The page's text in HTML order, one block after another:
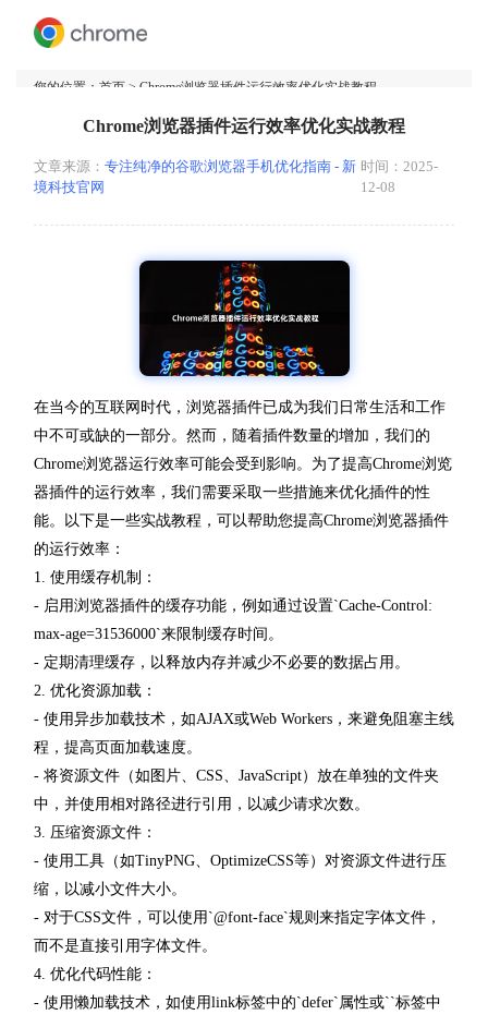
您的位置： 首页 > Chrome浏览器插件运行效率优化实战教程
Chrome浏览器插件运行效率优化实战教程
文章来源： 专注纯净的谷歌浏览器手机优化指南 - 新
境科技官网
时间：2025-
12-08
在当今的互联网时代，浏览器插件已成为我们日常生活和工作
中不可或缺的一部分。然而，随着插件数量的增加，我们的
Chrome浏览器运行效率可能会受到影响。为了提高Chrome浏览
器插件的运行效率，我们需要采取一些措施来优化插件的性
能。以下是一些实战教程，可以帮助您提高Chrome浏览器插件
的运行效率：
1. 使用缓存机制：
- 启用浏览器插件的缓存功能，例如通过设置`Cache-Control:
max-age=31536000`来限制缓存时间。
- 定期清理缓存，以释放内存并减少不必要的数据占用。
2. 优化资源加载：
- 使用异步加载技术，如AJAX或Web Workers，来避免阻塞主线
程，提高页面加载速度。
- 将资源文件（如图片、CSS、JavaScript）放在单独的文件夹
中，并使用相对路径进行引用，以减少请求次数。
3. 压缩资源文件：
- 使用工具（如TinyPNG、OptimizeCSS等）对资源文件进行压
缩，以减小文件大小。
- 对于CSS文件，可以使用`@font-face`规则来指定字体文件，
而不是直接引用字体文件。
4. 优化代码性能：
- 使用懒加载技术，如使用link标签中的`defer`属性或``标签中